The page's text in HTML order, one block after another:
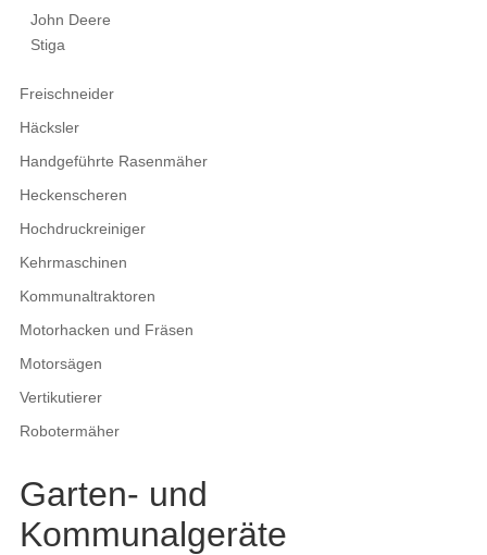
John Deere
Stiga
Freischneider
Häcksler
Handgeführte Rasenmäher
Heckenscheren
Hochdruckreiniger
Kehrmaschinen
Kommunaltraktoren
Motorhacken und Fräsen
Motorsägen
Vertikutierer
Robotermäher
Garten- und
Kommunalgeräte